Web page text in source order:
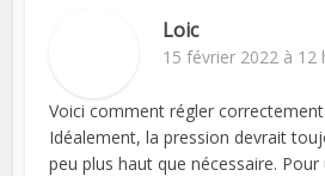
Loic
15 février 2022 à 12
Voici comment régler
Idéalement, la pression devrait
peu plus haut que nécessaire.